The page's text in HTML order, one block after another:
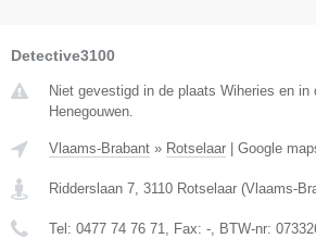
Detective3100
Niet gevestigd in de plaats Wiheries en in
Henegouwen.
Vlaams-Brabant » Rotselaar | Google
Ridderslaan 7 3110 Rotselaar (Vlaams-
Tel: 0477 74 76 71 , Fax: - , BTW-nr: